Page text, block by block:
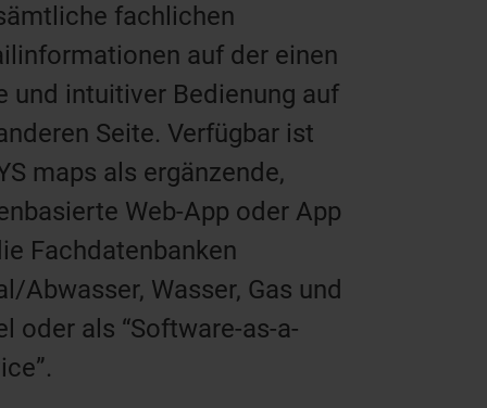
fachlichen
auf der einen
und intuitiver Bedienung auf
Seite. Verfügbar ist
maps als ergänzende,
Web-App oder App
Fachdatenbanken
Abwasser, Wasser, Gas und
oder als “Software-as-a-